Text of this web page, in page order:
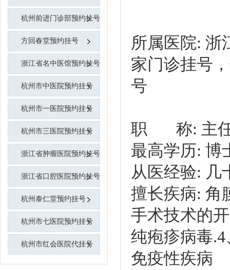
杭州前进门诊部预约挂号
方回春堂预约挂号
浙江省名中医馆预约挂号
杭州市中医院预约挂号
杭州市一医院预约挂号
杭州市三医院预约挂号
浙江省肿瘤医院预约挂号
浙江省口腔医院预约挂号
杭州泰仁堂预约挂号
杭州市七医院预约挂号
杭州市红会医院代挂号
所属医院: 浙
家门诊挂号
职 称: 主
最高学历: 博
从医经验: 几
擅长疾病: 角
手术技术的
纯疱疹病毒
免疫性疾病